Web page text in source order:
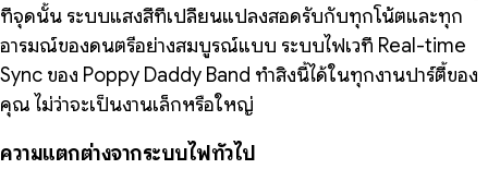
ที่จุดนั้น ระบบแสงสีที่เปลี่ยนแปลงสอดรับกับทุกโน้ตและทุก
อารมณ์ของดนตรีอย่างสมบูรณ์แบบ ระบบไฟเวที Real-time
Sync ของ Poppy Daddy Band ทำสิ่งนี้ได้ในทุกงานปาร์ตี้ของ
คุณ ไม่ว่าจะเป็นงานเล็กหรือใหญ่
ความแตกต่างจากระบบไฟทั่วไป